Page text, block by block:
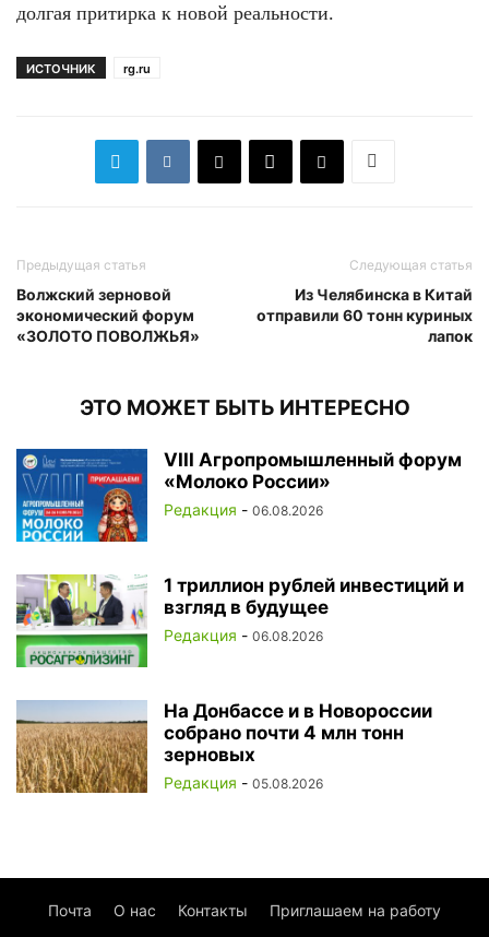
долгая притирка к новой реальности.
ИСТОЧНИК rg.ru
Предыдущая статья
Волжский зерновой
экономический форум
«ЗОЛОТО ПОВОЛЖЬЯ»
Следующая статья
Из Челябинска в Китай
отправили 60 тонн куриных
лапок
ЭТО МОЖЕТ БЫТЬ ИНТЕРЕСНО
VIII Агропромышленный форум
«Молоко России»
Редакция - 06.08.2026
1 триллион рублей инвестиций и
взгляд в будущее
Редакция - 06.08.2026
На Донбассе и в Новороссии
собрано почти 4 млн тонн
зерновых
Редакция - 05.08.2026
Почта О нас Контакты Приглашаем на работу